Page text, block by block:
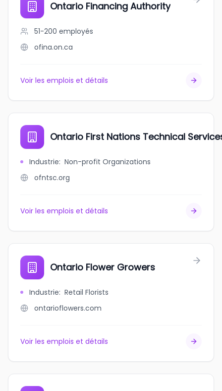
Ontario Financing Authority
51-200 employés
ofina.on.ca
Voir les emplois et détails
Ontario First Nations Technical
Industrie: Non-profit Organizations
ofntsc.org
Voir les emplois et détails
Ontario Flower Growers
Industrie: Retail Florists
ontarioflowers.com
Voir les emplois et détails